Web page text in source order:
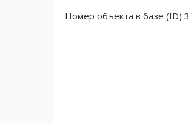
Номер объекта в базе (ID)